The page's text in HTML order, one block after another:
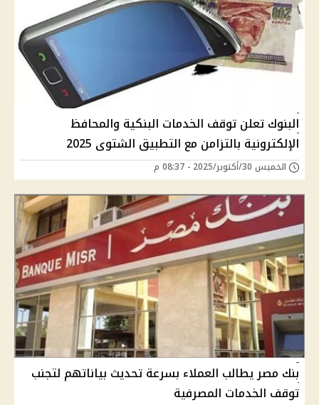
البنوك تعلن توقف الخدمات البنكية والمحافظ
الإلكترونية بالتزامن مع التطبيق الشتوى 2025
الخميس 30/أكتوبر/2025 - 08:37 م
بنك مصر يطالب العملاء بسرعة تحديث بياناتهم لتجنب
توقف الخدمات المصرفية